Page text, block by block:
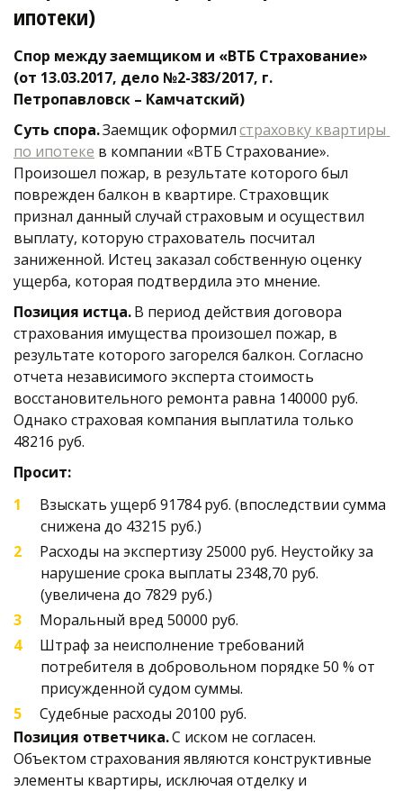
ипотеки)
Спор между заемщиком и «ВТБ Страхование»
(от 13.03.2017, дело №2-383/2017, г.
Петропавловск – Камчатский)
Суть спора. Заемщик оформил страховку квартиры
по ипотеке в компании «ВТБ Страхование».
Произошел пожар, в результате которого был
поврежден балкон в квартире. Страховщик
признал данный случай страховым и осуществил
выплату, которую страхователь посчитал
заниженной. Истец заказал собственную оценку
ущерба, которая подтвердила это мнение.
Позиция истца. В период действия договора
страхования имущества произошел пожар, в
результате которого загорелся балкон. Согласно
отчета независимого эксперта стоимость
восстановительного ремонта равна 140000 руб.
Однако страховая компания выплатила только
48216 руб.
Просит:
Взыскать ущерб 91784 руб. (впоследствии сумма
снижена до 43215 руб.)
Расходы на экспертизу 25000 руб. Неустойку за
нарушение срока выплаты 2348,70 руб.
(увеличена до 7829 руб.)
Моральный вред 50000 руб.
Штраф за неисполнение требований
потребителя в добровольном порядке 50 % от
присужденной судом суммы.
Судебные расходы 20100 руб.
Позиция ответчика. С иском не согласен.
Объектом страхования являются конструктивные
элементы квартиры, исключая отделку и